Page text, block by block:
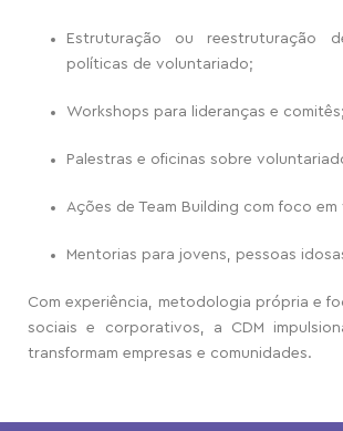
Estruturação ou reestruturação
políticas de voluntariado;
Workshops para lideranças e comitês;
Palestras e oficinas sobre
Ações de Team Building com foco
Mentorias para jovens, pessoas
Com experiência, metodologia própria e
sociais e corporativos, a CDM
transformam empresas e comunidades.